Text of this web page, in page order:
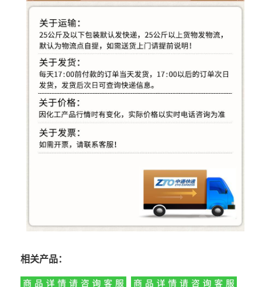
相关产品：